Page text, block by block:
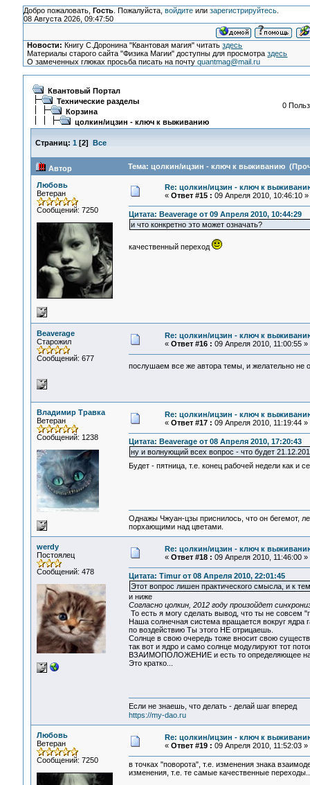
Добро пожаловать, Гость. Пожалуйста, войдитеили зарегистрируйтесь.
08 Августа 2026, 09:47:50
Новости: Книгу С.Доронина "Квантовая магия" читатьздесь
Материалы старого сайта "Физика Магии" доступны для просмотраздесь
О замеченных глюках просьба писать на почтуquantmag@mail.ru
Квантовый Портал
Технические разделы
Корзина
цолкин/ицзин - ключ к выживанию
0
Страниц: 1 [2] Все
Автор Тема: цолкин/ицзин - ключ к выживанию
Любовь
Ветеран
Сообщений: 7250
Re: цолкин/ицзин - ключ к
« Ответ #15 : 09 Апреля 2010, 10:46:10 »
Цитата: Beaverage от 09 Апреля 2010, 10:44:29
и что конкретно это может означать?
качественный переход
Beaverage
Старожил
Сообщений: 677
Re: цолкин/ицзин - ключ к
« Ответ #16 : 09 Апреля 2010, 11:00:55 »
послушаем все же автора темы, и желательно
Владимир Травка
Ветеран
Сообщений: 1238
Re: цолкин/ицзин - ключ к
« Ответ #17 : 09 Апреля 2010, 11:19:44 »
Цитата: Beaverage от 08 Апреля 2010, 17:20:43
ну и волнующий всех вопрос - что будет
Будет - пятница, т.е. конец рабочей недели как и
Однажы Чжуан-цзы приснилось, что он бегемот,
порхающими над цветами.
werdy
Постоялец
Сообщений: 478
Re: цолкин/ицзин - ключ к
« Ответ #18 : 09 Апреля 2010, 11:46:00 »
Цитата: Timur от 08 Апреля 2010, 22:01:45
Этот вопрос лишен практического смысла, и к
и ниже
Согласно цолкин, 2012 году произойдет
То есть я могу сделать вывод, что ты не
Наша солнечная система вращается вокруг ядра
по воздействию Ты этого НЕ отрицаешь.
Солнце в свою очередь тоже вносит свою
так вот и ядро и само солнце модулируют тот
ВЗАИМОПОЛОЖЕНИЕ и есть то определяющее
Это кратко...
Если не знаешь, что делать - делай шаг вперед
https://my-dao.ru
Любовь
Ветеран
Сообщений: 7250
Re: цолкин/ицзин - ключ к
« Ответ #19 : 09 Апреля 2010, 11:52:03 »
в точках "поворота", т.е. изменения знака
изменения, т.е. те самые качественные